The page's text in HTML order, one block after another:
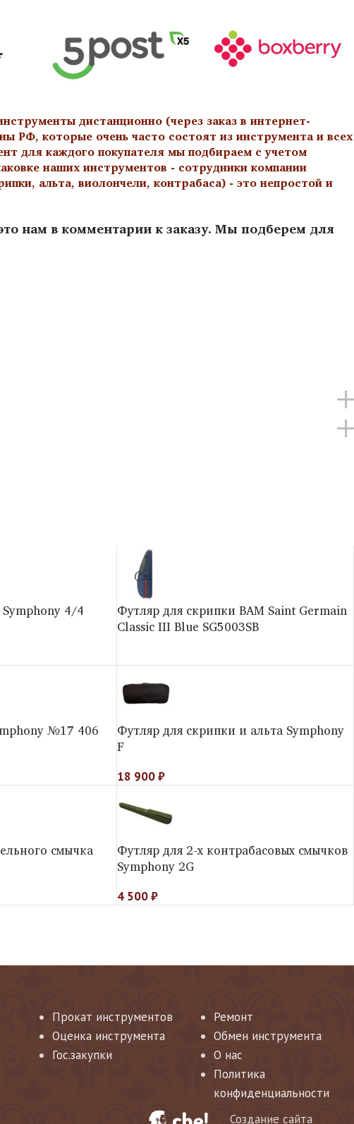
дистанционно (через заказ в интернет-
РФ, которые очень часто состоят из инструмента и всех
для каждого покупателя мы подбираем с учетом
наших инструментов - сотрудники компании
альта, виолончели, контрабаса) - это непростой и
нам в комментарии к заказу. Мы подберем для
4/4
Футляр для скрипки BAM Saint Germain
Classic III Blue SG5003SB
№17 406
Футляр для скрипки и альта Symphony
F
18 900₽
смычка
Футляр для 2-х контрабасовых смычков
Symphony 2G
4 500₽
Прокат инструментов
Оценка инструмента
Гос.закупки
Ремонт
Обмен инструмента
О нас
Политика
конфиденциальности
Создание сайта